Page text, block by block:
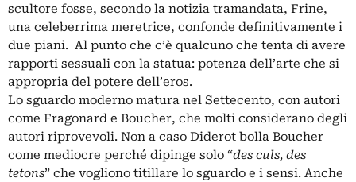
scultore fosse, secondo la notizia tramandata, Frine,
una celeberrima meretrice, confonde definitivamente i
due piani. Al punto che c’è qualcuno che tenta di avere
rapporti sessuali con la statua: potenza dell’arte che si
appropria del potere dell’eros.
Lo sguardo moderno matura nel Settecento, con autori
come Fragonard e Boucher, che molti considerano degli
autori riprovevoli. Non a caso Diderot bolla Boucher
come mediocre perché dipinge solo “des culs, des
tetons” che vogliono titillare lo sguardo e i sensi. Anche